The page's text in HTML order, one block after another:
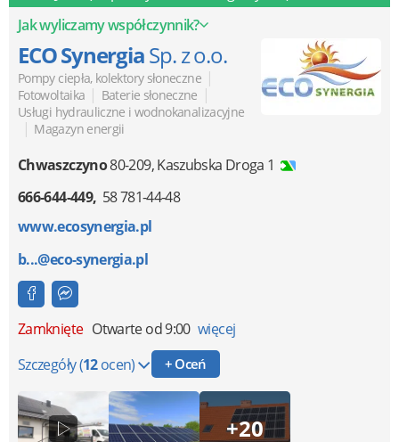
bez prowizorki Duże wrażenie zrobiło na mnie też podejście
całościowe nie musiałem szukać kilku ekip, tylko wszystko
było ogarnięte w jednym miejscu. Dodatkowo pomogli w
kwestiach formalnych i doradzili w temacie możliwych dotacji,
co też było sporym ułatwieniem. Po zakończeniu prac nie było
problemu z poprawkami czy dodatkowymi pytaniami kontakt
dalej jest i reagują, a to też dużo mówi o firmie. Jeżeli ktoś
szuka wykonawcy do domu (nowa budowa, czy
modernizacja), to naprawdę warto
Jak wyliczamy współczynnik?
ECO SynergiaSp. z o.o.
Pompy ciepła, kolektory słoneczne |
Fotowoltaika | Baterie słoneczne |
Usługi hydrauliczne i wodnokanalizacyjne
| Magazyn energii
Chwaszczyno80-209,Kaszubska Droga 1
666-644-449 58 781-44-48
www.ecosynergia.pl
b...@eco-synergia.pl
Zamknięte Otwarte od 9:00 więcej
Szczegóły(12ocen) + Oceń
+20